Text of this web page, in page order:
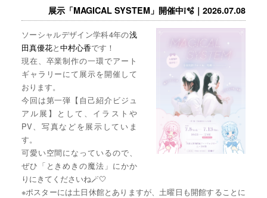
展示「MAGICAL SYSTEM」開催中❕🫧｜2026.07.08
ソーシャルデザイン学科4年の浅
田真優花と中村心香です！
現在、卒業制作の一環でアート
ギャラリーにて展示を開催して
おります。
今回は第一弾【自己紹介ビジュ
アル展】として、イラストや
PV、写真などを展示していま
す。
可愛い空間になっているので、
ぜひ「ときめきの魔法」にかか
りにきてくださいね🪄🤍
※ポスターには土日休館とありますが、土曜日も開館することに